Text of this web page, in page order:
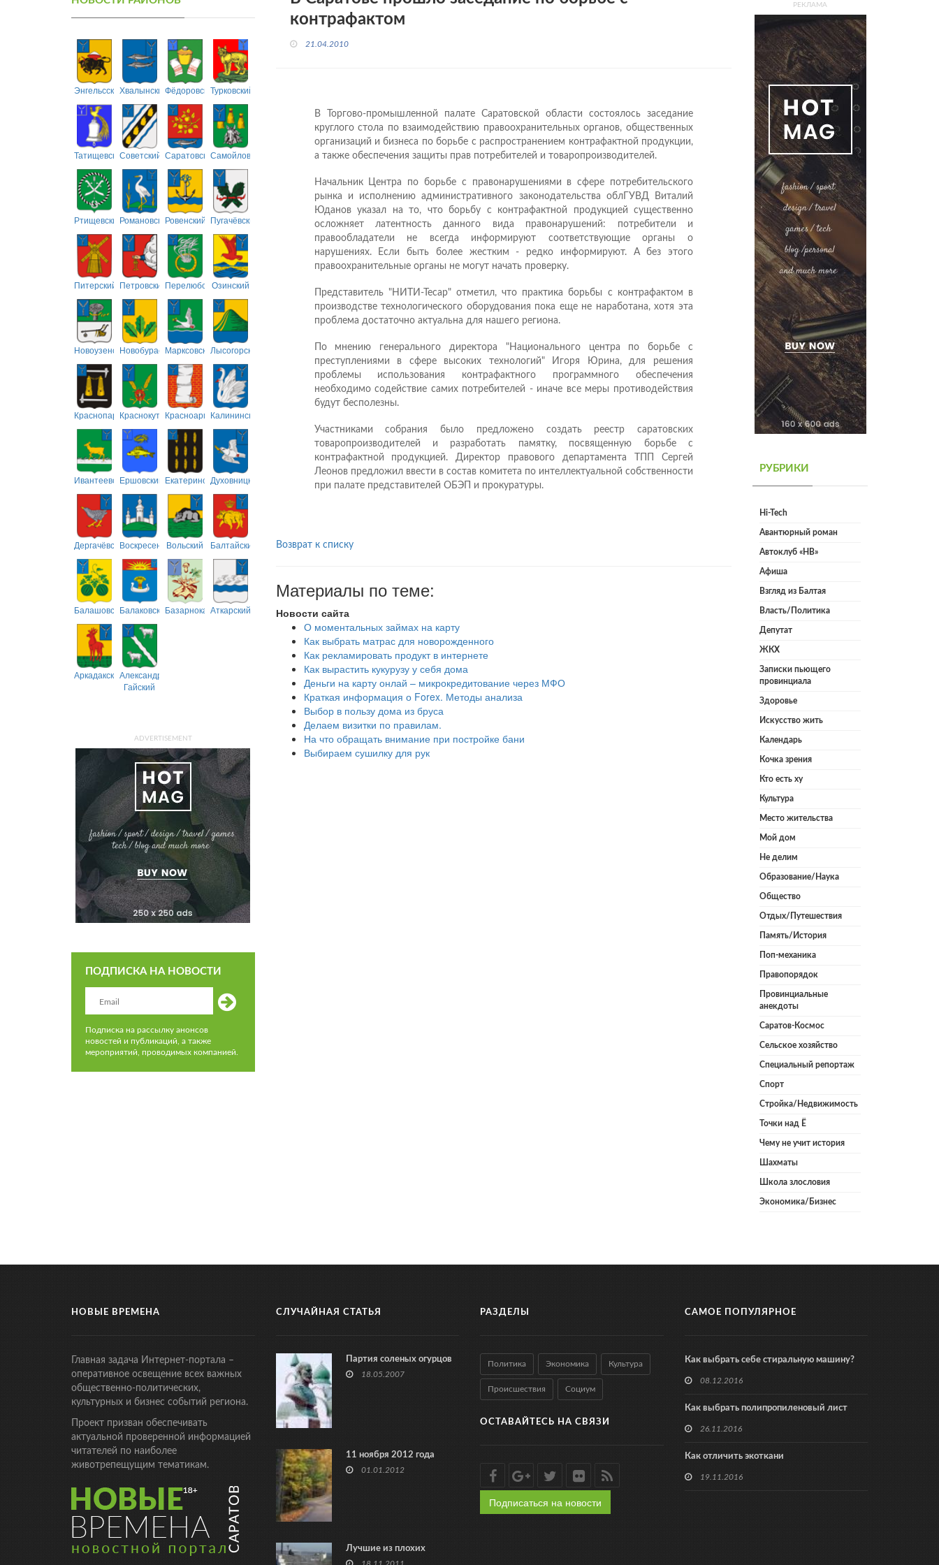
ЭнгельсскийХвалынскийФёдоровскийТурковский
ТатищевскийСоветский СаратовскийСамойловский
РтищевскийРомановскийРовенский Пугачёвский
Питерский ПетровскийПерелюбскийОзинский
НовоузенскийНовобурасскийМарксовскийЛысогорский
Краснопартизанский
КраснокутскийКрасноармейский
Калининский
ИвантеевскийЕршовский ЕкатериновскийДуховницкий
ДергачёвскийВоскресенскийВольский Балтайский
БалашовскийБалаковскийБазарнокарабулакский
Аткарский
АркадакскийАлександрово-
Гайский
ADVERTISEMENT
ПОДПИСКА НА НОВОСТИ
Подписка на рассылку анонсов
новостей и публикаций, а также
мероприятий, проводимых компанией.
контрафактом
21.04.2010
В Торгово-промышленной палате Саратовской области состоялось заседание
круглого стола по взаимодействию правоохранительных органов, общественных
организаций и бизнеса по борьбе с распространением контрафактной продукции,
а также обеспечения защиты прав потребителей и товаропроизводителей.
Начальник Центра по борьбе с правонарушениями в сфере потребительского
рынка и исполнению административного законодательства облГУВД Виталий
Юданов указал на то, что борьбу с контрафактной продукцией существенно
осложняет латентность данного вида правонарушений: потребители и
правообладатели не всегда информируют соответствующие органы о
нарушениях. Если быть более жестким - редко информируют. А без этого
правоохранительные органы не могут начать проверку.
Представитель "НИТИ-Тесар" отметил, что практика борьбы с контрафактом в
производстве технологического оборудования пока еще не наработана, хотя эта
проблема достаточно актуальна для нашего региона.
По мнению генерального директора "Национального центра по борьбе с
преступлениями в сфере высоких технологий" Игоря Юрина, для решения
проблемы использования контрафактного программного обеспечения
необходимо содействие самих потребителей - иначе все меры противодействия
будут бесполезны.
Участниками собрания было предложено создать реестр саратовских
товаропроизводителей и разработать памятку, посвященную борьбе с
контрафактной продукцией. Директор правового департамента ТПП Сергей
Леонов предложил ввести в состав комитета по интеллектуальной собственности
при палате представителей ОБЭП и прокуратуры.
Возврат к списку
Материалы по теме:
Новости сайта
О моментальных займах на карту
Как выбрать матрас для новорожденного
Как рекламировать продукт в интернете
Как вырастить кукурузу у себя дома
Деньги на карту онлай – микрокредитование через МФО
Краткая информация о Forex. Методы анализа
Выбор в пользу дома из бруса
Делаем визитки по правилам.
На что обращать внимание при постройке бани
Выбираем сушилку для рук
РЕКЛАМА
РУБРИКИ
Hi-Tech
Авантюрный роман
Автоклуб «НВ»
Афиша
Взгляд из Балтая
Власть/Политика
Депутат
ЖКХ
Записки пьющего
провинциала
Здоровье
Искусство жить
Календарь
Кочка зрения
Кто есть ху
Культура
Место жительства
Мой дом
Не делим
Образование/Наука
Общество
Отдых/Путешествия
Память/История
Поп-механика
Правопорядок
Провинциальные
анекдоты
Саратов-Космос
Сельское хозяйство
Специальный репортаж
Спорт
Стройка/Недвижимость
Точки над Ё
Чему не учит история
Шахматы
Школа злословия
Экономика/Бизнес
НОВЫЕ ВРЕМЕНА
Главная задача Интернет-портала –
оперативное освещение всех важных
общественно-политических,
культурных и бизнес событий региона.
Проект призван обеспечивать
актуальной проверенной информацией
читателей по наиболее
животрепещущим тематикам.
СЛУЧАЙНАЯ СТАТЬЯ
Партия соленых огурцов
18.05.2007
11 ноября 2012 года
01.01.2012
Лучшие из плохих
РАЗДЕЛЫ
Политика Экономика Культура
Происшествия Социум
ОСТАВАЙТЕСЬ НА СВЯЗИ
Подписаться на новости
САМОЕ ПОПУЛЯРНОЕ
Как выбрать себе стиральную машину?
08.12.2016
Как выбрать полипропиленовый лист
26.11.2016
Как отличить экоткани
19.11.2016